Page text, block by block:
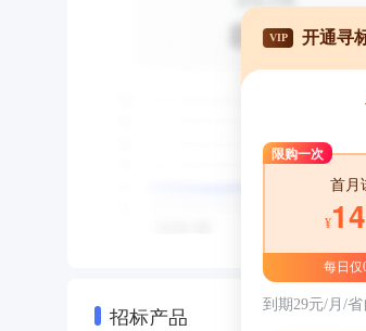
招标产品
VIP 开通寻
限购一次
首月
¥
每日仅
到期29元/月/省